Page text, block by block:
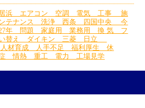
浜 エアコン 空調 電気 工事 施
テナンス 洗浄 西条 四国中央 今
年 問題 家庭用 業務用 換 気 フ
替え ダイキン 三菱 日立
人材育成 人手不足 福利厚生 休
情熱 重工 電力 工場見学